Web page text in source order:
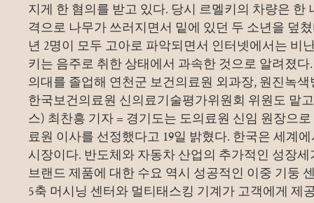
지게 한 혐의를 받고 있다. 당시 르멜키의 차량은 한
격으로 나무가 쓰러지면서 밑에 있던 두 소년을 덮
년 2명이 모두 고아로 파악되면서 인터넷에서는 비
키는 음주로 취한 상태에서 과속한 것으로 알려졌
의대를 졸업해 연천군 보건의료원 외과장, 원진녹
한국보건의료원 신의료기술평가위원회 위원도 맡
스) 최찬흥 기자 = 경기도는 도의료원 신임 원장으
료원 이사를 선정했다고 19일 밝혔다. 한국은 세계
시장이다. 반도체와 자동차 산업의 추가적인 성장
브랜드 제품에 대한 수요 역시 성공적인 이중 기둥
5축 머시닝 센터와 멀티태스킹 기계가 고객에게 제